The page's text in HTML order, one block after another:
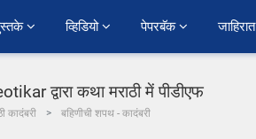
व्हिडियो पेपरबॅक जाहिरात
द्वारा कथा मराठी में पीडीएफ
कादंबरी बहिणीची शपथ - कादंबरी